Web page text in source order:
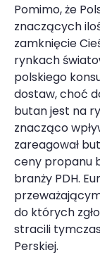
Pomimo, że
znaczących
zamknięcie
rynkach
polskiego
dostaw, choć
butan jest na
znacząco
zareagował
ceny propanu
branży PDH.
do których
stracili
Perskiej.